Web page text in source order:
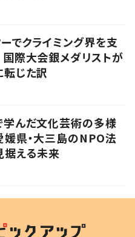
でクライミング界を支
際大会銀メダリストが
じた訳
学んだ文化芸術の多様
県・大三島のNPO法
据える未来